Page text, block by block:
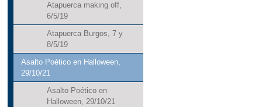
Atapuerca making off,
6/5/19
Atapuerca Burgos, 7 y
8/5/19
Asalto Poético en Halloween,
29/10/21
Asalto Poético en
Halloween, 29/10/21